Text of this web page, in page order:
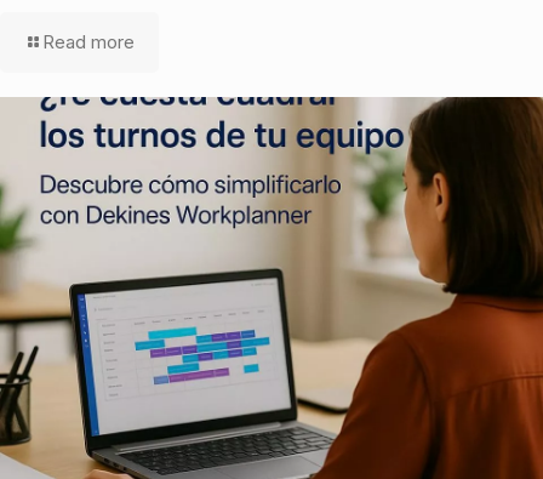
Read more